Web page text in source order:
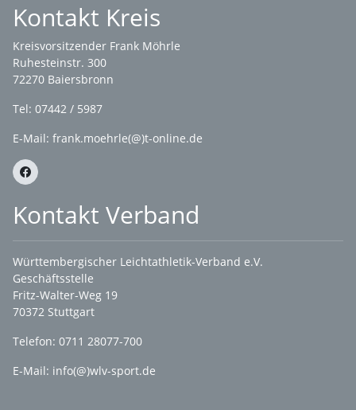
Kontakt Kreis
Kreisvorsitzender Frank Möhrle
Ruhesteinstr. 300
72270 Baiersbronn
Tel: 07442 / 5987
E-Mail: frank.moehrle(@)t-online.de
Kontakt Verband
Württembergischer Leichtathletik-Verband e.V.
Geschäftsstelle
Fritz-Walter-Weg 19
70372 Stuttgart
Telefon: 0711 28077-700
E-Mail: info(@)wlv-sport.de